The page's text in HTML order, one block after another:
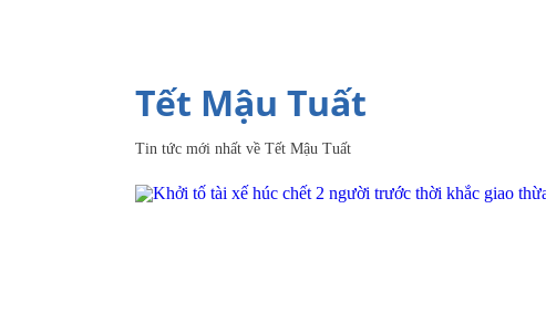
Tết Mậu Tuất
Tin tức mới nhất về Tết Mậu Tuất